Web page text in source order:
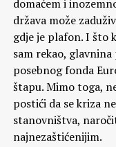
domaćem i
država može
gdje je plafon. I što
sam rekao,
posebnog fonda
štapu. Mimo toga,
postići da se kriza
stanovništva,
najnezaštićenijim.